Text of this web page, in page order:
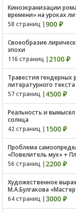
Киноэкранизации
времени» на уроках
58 страниц | 900 ₽
Своеобразие
эпохи
116 страниц | 2100 ₽
Травестия гендерных
литературного текста
57 страниц | 4500 ₽
Реальность и
солнца
42 страниц | 1500 ₽
Проблема
«Повелитель мух» +
56 страниц | 2200 ₽
Художественное
М.А.Булгакова
64 страниц | 3000 ₽